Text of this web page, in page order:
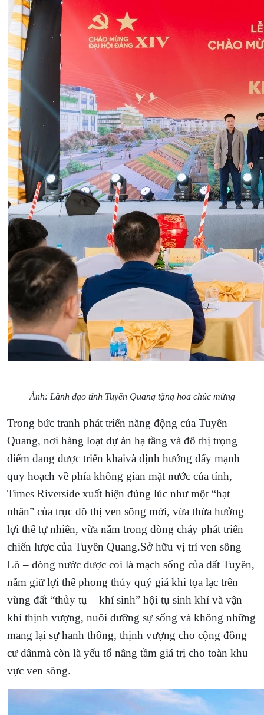
Ảnh: Lãnh đạo tỉnh Tuyên Quang tặng hoa chúc mừng
Trong bức tranh phát triển năng động của Tuyên
Quang, nơi hàng loạt dự án hạ tầng và đô thị trọng
điểm đang được triển khaivà định hướng đẩy mạnh
quy hoạch về phía không gian mặt nước của tỉnh,
Times Riverside xuất hiện đúng lúc như một “hạt
nhân” của trục đô thị ven sông mới, vừa thừa hưởng
lợi thế tự nhiên, vừa nằm trong dòng chảy phát triển
chiến lược của Tuyên Quang.Sở hữu vị trí ven sông
Lô – dòng nước được coi là mạch sống của đất Tuyên,
nắm giữ lợi thế phong thủy quý giá khi tọa lạc trên
vùng đất “thủy tụ – khí sinh” hội tụ sinh khí và vận
khí thịnh vượng, nuôi dưỡng sự sống và không những
mang lại sự hanh thông, thịnh vượng cho cộng đồng
cư dânmà còn là yếu tố nâng tầm giá trị cho toàn khu
vực ven sông.